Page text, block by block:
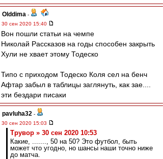
Olddima -
30 сен 2020 15:40
Вон пошли статьи на чемпе
Николай Рассказов на годы способен закрыть
Хули не хвает этому Тодеско
Типо с приходом Тодеско Коля сел на бенч
Афтар забыл в таблицы заглянуть, как зае....
эти бездари писаки
pavluha32 -
30 сен 2020 15:03
Трувор » 30 сен 2020 10:53
Какие, ......., 50 на 50? Это футбол, быть
может что угодно, но шансы наши точно ниже
до матча.